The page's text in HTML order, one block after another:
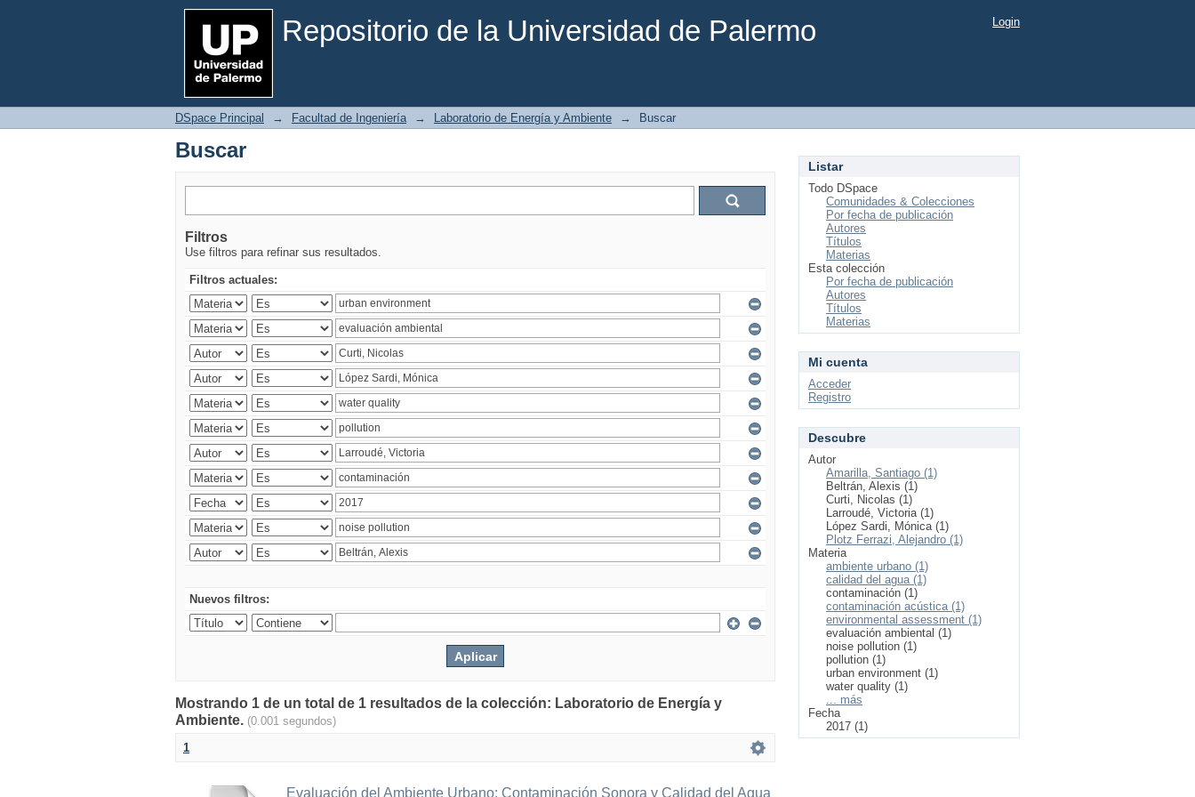
Repositorio de la Universidad de Palermo
Buscar Login
DSpace Principal → Facultad de Ingeniería → Laboratorio de Energía y Ambiente → Buscar
Buscar
Filtros
Use filtros para refinar sus resultados.
Filtros actuales:
Nuevos filtros:
Mostrando 1 de un total de 1 resultados de la colección: Laboratorio de Energía y
Ambiente. (0.001 segundos)
1
Evaluación del Ambiente Urbano: Contaminación Sonora y Calidad del Agua
Listar
Todo DSpace
Comunidades & Colecciones
Por fecha de publicación
Autores
Títulos
Materias
Esta colección
Por fecha de publicación
Autores
Títulos
Materias
Mi cuenta
Acceder
Registro
Descubre
Autor
Amarilla, Santiago (1)
Beltrán, Alexis (1)
Curti, Nicolas (1)
Larroudé, Victoria (1)
López Sardi, Mónica (1)
Plotz Ferrazi, Alejandro (1)
Materia
ambiente urbano (1)
calidad del agua (1)
contaminación (1)
contaminación acústica (1)
environmental assessment (1)
evaluación ambiental (1)
noise pollution (1)
pollution (1)
urban environment (1)
water quality (1)
... más
Fecha
2017 (1)